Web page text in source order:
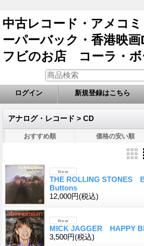
中古レコード・アメコ
ーパーバック・香港映画
フビのお店 コーラ・ボ
ログイン 新規登録はこちら
アナログ・レコード > CD
おすすめ順 価格の安い順
THE ROLLING STONES
Buttons
12,000円(税込)
MICK JAGGER HAPPY
3,500円(税込)